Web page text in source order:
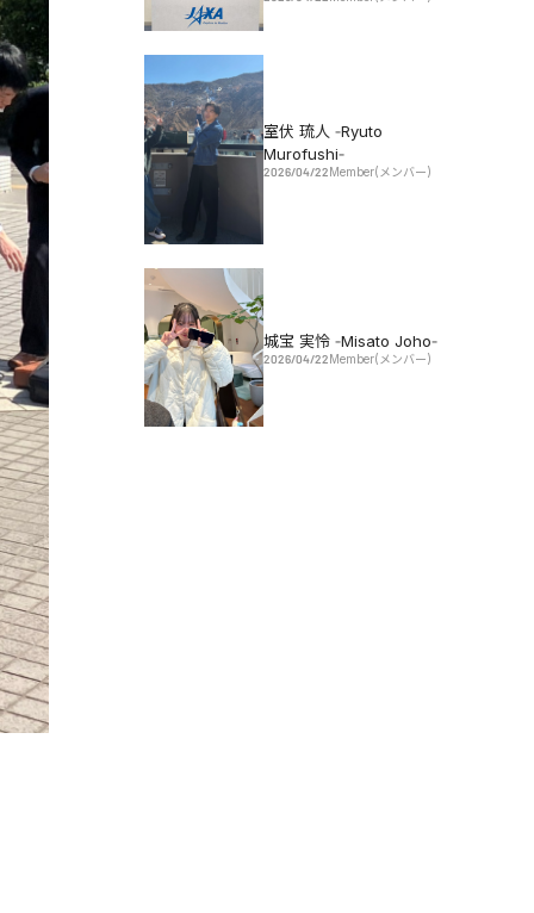
室伏 琉人 -Ryuto
Murofushi-
2026/04/22Member(メンバー)
城宝 実怜 -Misato Joho-
2026/04/22Member(メンバー)